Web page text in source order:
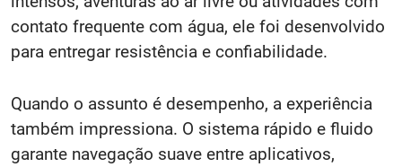
contato frequente com água, ele foi desenvolvido
para entregar resistência e confiabilidade.
Quando o assunto é desempenho, a experiência
também impressiona. O sistema rápido e fluido
garante navegação suave entre aplicativos,